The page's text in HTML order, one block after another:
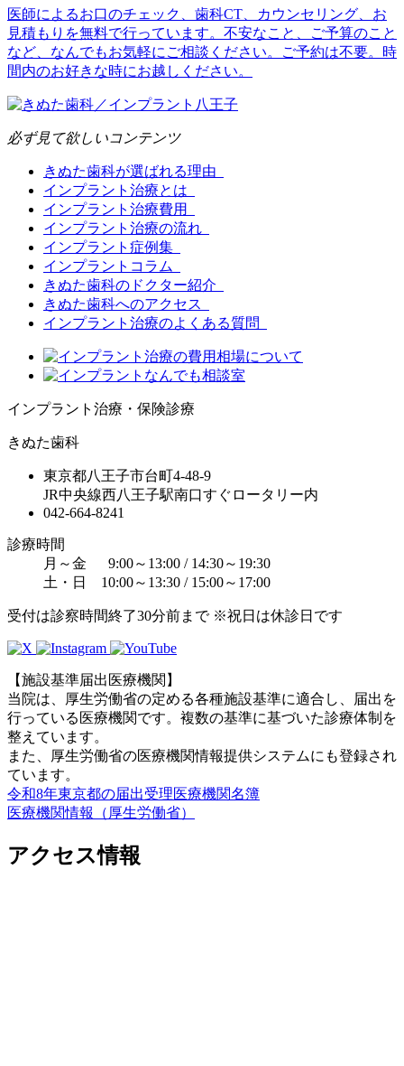
医師によるお口のチェック、歯科CT、カウンセリング、お
見積もりを無料で行っています。不安なこと、ご予算のこと
など、なんでもお気軽にご相談ください。ご予約は不要。時
間内のお好きな時にお越しください。
必ず見て欲しいコンテンツ
きぬた歯科が選ばれる理由
インプラント治療とは
インプラント治療費用
インプラント治療の流れ
インプラント症例集
インプラントコラム
きぬた歯科のドクター紹介
きぬた歯科へのアクセス
インプラント治療のよくある質問
インプラント治療・保険診療
きぬた歯科
東京都八王子市台町4-48-9
JR中央線西八王子駅南口すぐロータリー内
042-664-8241
診療時間
月～金 9:00～13:00 / 14:30～19:30
土・日 10:00～13:30 / 15:00～17:00
受付は診察時間終了30分前まで ※祝日は休診日です
【施設基準届出医療機関】
当院は、厚生労働省の定める各種施設基準に適合し、届出を
行っている医療機関です。複数の基準に基づいた診療体制を
整えています。
また、厚生労働省の医療機関情報提供システムにも登録され
ています。
令和8年東京都の届出受理医療機関名簿
医療機関情報（厚生労働省）
アクセス情報